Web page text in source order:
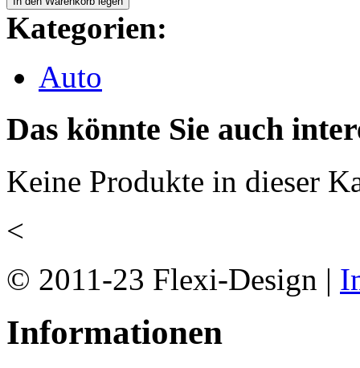
Kategorien:
Auto
Das könnte Sie auch
Keine Produkte in dieser
<
© 2011-23 Flexi-Design |
Informationen